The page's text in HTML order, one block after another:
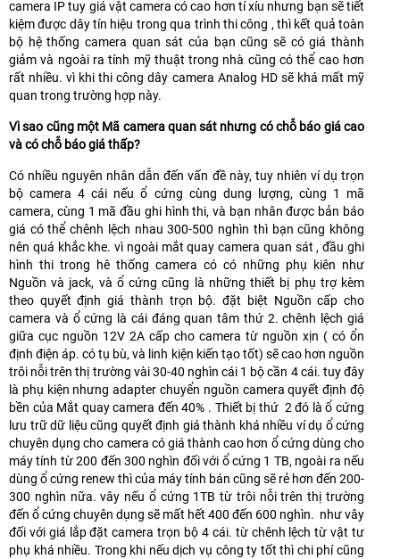
camera IP tuy giá vật camera có cao hơn tí xíu nhưng bạn sẽ tiết
kiệm được dây tín hiệu trong qua trình thi công , thì kết quả toàn
bộ hệ thống camera quan sát của bạn cũng sẽ có giá thành
giảm và ngoài ra tính mỹ thuật trong nhà cũng có thể cao hơn
rất nhiều. vì khi thi công dây camera Analog HD sẽ khá mất mỹ
quan trong trường hợp này.
Vì sao cũng một Mã camera quan sát nhưng có chỗ báo giá cao
và có chỗ báo giá thấp?
Có nhiều nguyên nhân dẫn đến vấn đề này, tuy nhiên ví dụ trọn
bộ camera 4 cái nếu ổ cứng cùng dung lượng, cùng 1 mã
camera, cùng 1 mã đầu ghi hình thi, và bạn nhân được bản báo
giá có thể chênh lệch nhau 300-500 nghìn thì bạn cũng không
nên quá khắc khe. vì ngoài mắt quay camera quan sát , đầu ghi
hình thi trong hê thống camera có có những phụ kiên như
Nguồn và jack, và ổ cứng cũng là những thiết bị phụ trợ kèm
theo quyết định giá thành trọn bộ. đặt biệt Nguồn cấp cho
camera và ổ cứng là cái đáng quan tâm thứ 2. chênh lệch giá
giữa cục nguồn 12V 2A cấp cho camera từ nguồn xịn ( có ổn
định điện áp. có tụ bù, và linh kiện kiến tạo tốt) sẽ cao hơn nguồn
trôi nỗi trên thị trường vài 30-40 nghìn cái 1 bộ cần 4 cái. tuy đây
là phụ kiện nhưng adapter chuyển nguồn camera quyết định độ
bền của Mắt quay camera đến 40% . Thiết bị thứ 2 đó là ổ cứng
lưu trữ dữ liệu cũng quyết định giá thành khá nhiều ví dụ ổ cứng
chuyên dụng cho camera có giá thành cao hơn ổ cứng dùng cho
máy tính từ 200 đến 300 nghìn đối với ổ cứng 1 TB, ngoài ra nếu
dùng ổ cứng renew thì của máy tính bán cũng sẽ rẻ hơn đến 200-
300 nghìn nữa. vây nếu ổ cứng 1TB từ trôi nỗi trên thị trường
đến ổ cứng chuyên dụng sẽ mất hết 400 đến 600 nghìn. như vây
đối với giá lắp đặt camera trọn bộ 4 cái. từ chênh lệch từ vật tư
phụ khá nhiều. Trong khi nếu dịch vụ công ty tốt thì chi phí cũng